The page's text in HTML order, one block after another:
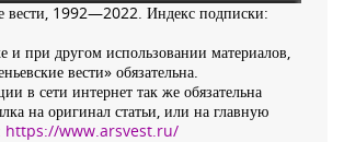
вести, 1992—2022. Индекс подписки:
и при другом использовании материалов,
вести» обязательна.
в сети интернет так же обязательна
на оригинал статьи, или на главную
https://www.arsvest.ru/